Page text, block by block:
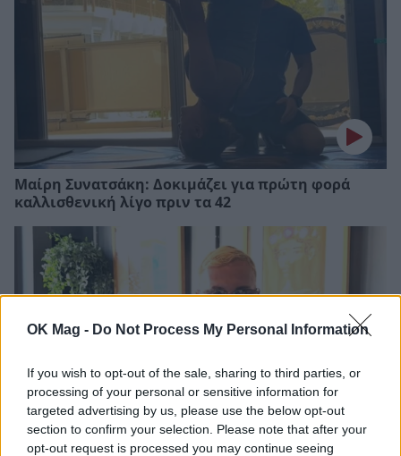
OK Mag - Do Not Process My Personal Information
If you wish to opt-out of the sale, sharing to third parties, or
processing of your personal or sensitive information for
targeted advertising by us, please use the below opt-out
section to confirm your selection. Please note that after your
opt-out request is processed you may continue seeing
Μαίρη Συνατσάκη: Δοκιμάζει για πρώτη φορά
καλλισθενική λίγο πριν τα 42